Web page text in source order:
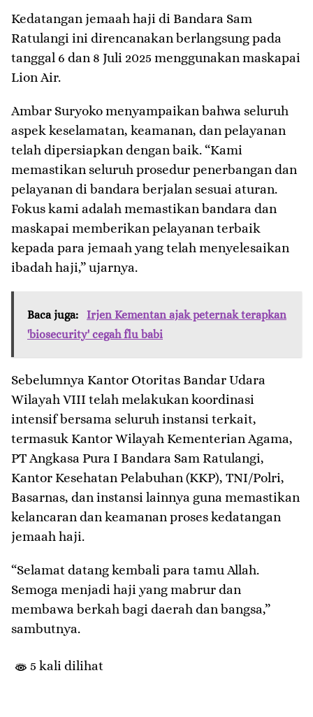
Kedatangan jemaah haji di Bandara Sam
Ratulangi ini direncanakan berlangsung pada
tanggal 6 dan 8 Juli 2025 menggunakan maskapai
Lion Air.
Ambar Suryoko menyampaikan bahwa seluruh
aspek keselamatan, keamanan, dan pelayanan
telah dipersiapkan dengan baik. “Kami
memastikan seluruh prosedur penerbangan dan
pelayanan di bandara berjalan sesuai aturan.
Fokus kami adalah memastikan bandara dan
maskapai memberikan pelayanan terbaik
kepada para jemaah yang telah menyelesaikan
ibadah haji,” ujarnya.
Baca juga:
Irjen Kementan ajak peternak terapkan
'biosecurity' cegah flu babi
Sebelumnya Kantor Otoritas Bandar Udara
Wilayah VIII telah melakukan koordinasi
intensif bersama seluruh instansi terkait,
termasuk Kantor Wilayah Kementerian Agama,
PT Angkasa Pura I Bandara Sam Ratulangi,
Kantor Kesehatan Pelabuhan (KKP), TNI/Polri,
Basarnas, dan instansi lainnya guna memastikan
kelancaran dan keamanan proses kedatangan
jemaah haji.
“Selamat datang kembali para tamu Allah.
Semoga menjadi haji yang mabrur dan
membawa berkah bagi daerah dan bangsa,”
sambutnya.
5 kali dilihat